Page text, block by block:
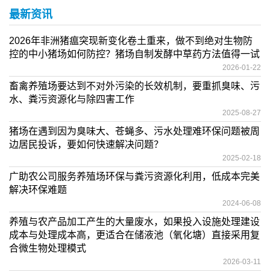
最新资讯
2026年非洲猪瘟突现新变化卷土重来，做不到绝对生物防
控的中小猪场如何防控？猪场自制发酵中草药方法值得一试
2026-01-22
畜禽养殖场要达到不对外污染的长效机制，要重抓臭味、污
水、粪污资源化与除四害工作
2025-08-27
猪场在遇到因为臭味大、苍蝇多、污水处理难环保问题被周
边居民投诉，要如何快速解决问题？
2025-02-18
广助农公司服务养殖场环保与粪污资源化利用，低成本完美
解决环保难题
2024-06-08
养殖与农产品加工产生的大量废水，如果投入设施处理建设
成本与处理成本高，更适合在储液池（氧化塘）直接采用复
合微生物处理模式
2026-03-11